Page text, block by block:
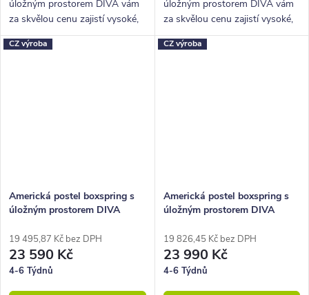
úložným prostorem DIVA vám
za skvělou cenu zajistí vysoké,
pohodlné spaní a velký úložný
prostor.
úložným prostorem DIVA vám
za skvělou cenu zajistí vysoké,
pohodlné spaní a velký úložný
prostor.
CZ výroba
Americká postel boxspring s
úložným prostorem DIVA
19 495,87 Kč bez DPH
23 590 Kč
4-6 Týdnů
CZ výroba
Americká postel boxspring s
úložným prostorem DIVA
19 826,45 Kč bez DPH
23 990 Kč
4-6 Týdnů